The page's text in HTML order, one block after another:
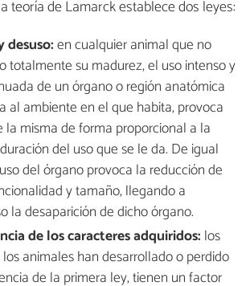
teoría de Lamarck establece dos leyes:
desuso:en cualquier animal que no
totalmente su madurez, el uso intenso y
de un órgano o región anatómica
al ambiente en el que habita, provoca
la misma de forma proporcional a la
del uso que se le da. De igual
del órgano provoca la reducción de
y tamaño, llegando a
la desaparición de dicho órgano.
de los caracteres adquiridos: los
animales han desarrollado o perdido
de la primera ley, tienen un factor